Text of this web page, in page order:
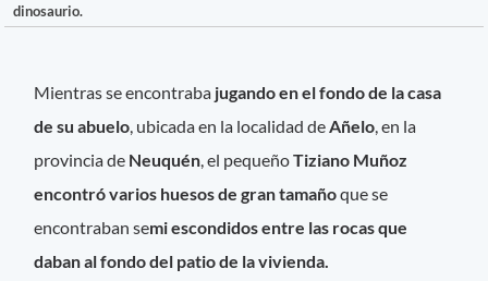
dinosaurio.
Mientras se encontraba jugando en el fondo de la casa
de su abuelo , ubicada en la localidad de Añelo , en la
provincia de Neuquén , el pequeñoTiziano Muñoz
encontró varios huesos de gran tamañoque se
encontraban semi escondidos entre las rocas que
daban al fondo del patio de la vivienda.